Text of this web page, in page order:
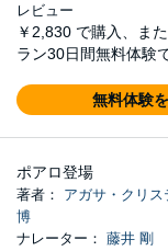
レビュー
￥2,830 で購入、ま
ラン30日間無料体験
無料体験
ポアロ登場
著者： アガサ・クリス
博
ナレーター： 藤井 剛